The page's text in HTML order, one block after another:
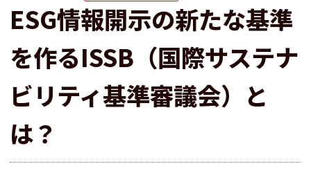
ESG情報開示の新たな基準
を作るISSB（国際サステナ
ビリティ基準審議会）と
は？